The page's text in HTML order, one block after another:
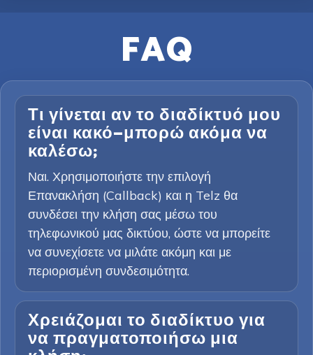
FAQ
Τι γίνεται αν το διαδίκτυό μου
είναι κακό—μπορώ ακόμα να
καλέσω;
Ναι. Χρησιμοποιήστε την επιλογή
Επανακλήση (Callback) και η Telz θα
συνδέσει την κλήση σας μέσω του
τηλεφωνικού μας δικτύου, ώστε να μπορείτε
να συνεχίσετε να μιλάτε ακόμη και με
περιορισμένη συνδεσιμότητα.
Χρειάζομαι το διαδίκτυο για
να πραγματοποιήσω μια